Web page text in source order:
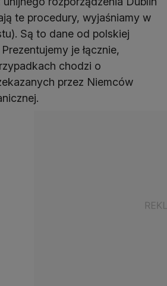
te procedury, wyjaśniamy w
Są to dane od polskiej
je łącznie,
chodzi o
przez Niemców